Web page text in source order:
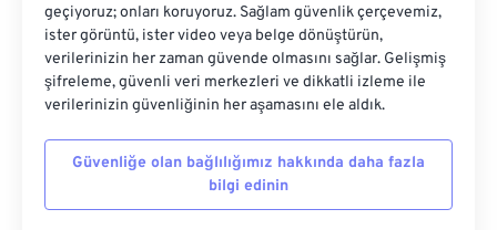
geçiyoruz; onları koruyoruz. Sağlam güvenlik çerçevemiz,
ister görüntü, ister video veya belge dönüştürün,
verilerinizin her zaman güvende olmasını sağlar. Gelişmiş
şifreleme, güvenli veri merkezleri ve dikkatli izleme ile
verilerinizin güvenliğinin her aşamasını ele aldık.
Güvenliğe olan bağlılığımız hakkında daha fazla
bilgi edinin